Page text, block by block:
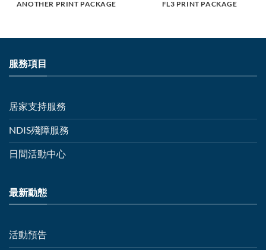
ANOTHER PRINT PACKAGE FL3 PRINT PACKAGE
服務項目
居家支持服務
NDIS殘障服務
日間活動中心
最新動態
活動預告